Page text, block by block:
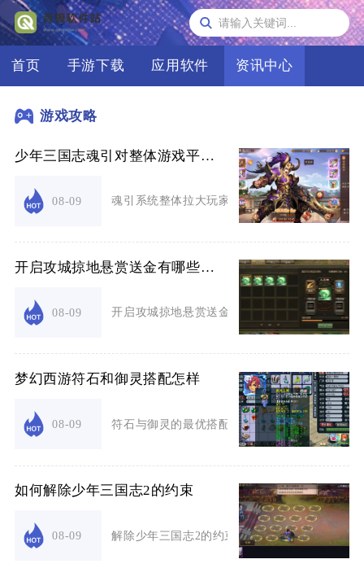
首页 手游下载 应用软件 资讯中心
游戏攻略
少年三国志魂引对整体游戏平衡有何影响
08-09 魂引系统整体拉大玩家养成数值差距，倾斜天
开启攻城掠地悬赏送金有哪些方式
08-09 开启攻城掠地悬赏送金的核心获取渠道分为四
梦幻西游符石和御灵搭配怎样
08-09 符石与御灵的最优搭配逻辑为门派专属符石组
如何解除少年三国志2的约束
08-09 解除少年三国志2的约束核心在于突破阵容、资